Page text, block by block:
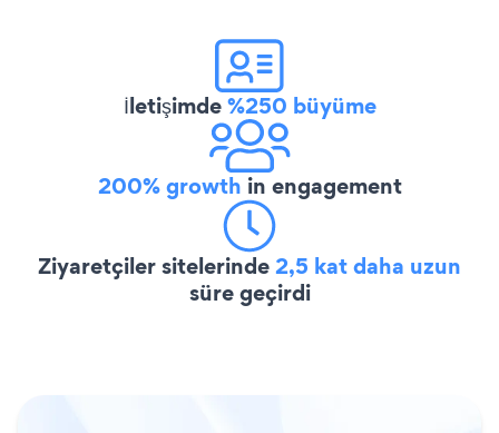
İletişimde%250 büyüme
200% growth in engagement
Ziyaretçiler sitelerinde2,5 kat daha uzun
süre geçirdi